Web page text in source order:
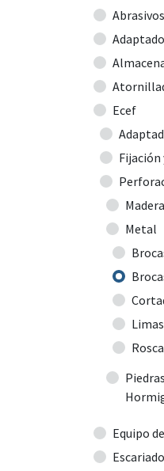
Abrasivos
Ecef
Madera
Metal
Equipo